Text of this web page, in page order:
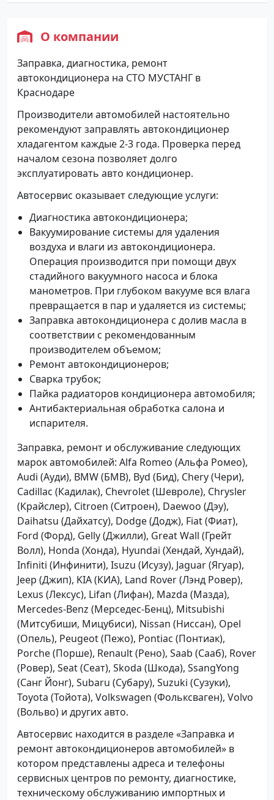
О компании
Заправка, диагностика, ремонт
автокондиционера на СТО МУСТАНГ в
Краснодаре
Производители автомобилей настоятельно
рекомендуют заправлять автокондиционер
хладагентом каждые 2-3 года. Проверка перед
началом сезона позволяет долго
эксплуатировать авто кондиционер.
Автосервис оказывает следующие услуги:
Диагностика автокондиционера;
Вакуумирование системы для удаления
воздуха и влаги из автокондиционера.
Операция производится при помощи двух
стадийного вакуумного насоса и блока
манометров. При глубоком вакууме вся влага
превращается в пар и удаляется из системы;
Заправка автокондиционера с долив масла в
соответствии с рекомендованным
производителем объемом;
Ремонт автокондиционеров;
Сварка трубок;
Пайка радиаторов кондиционера автомобиля;
Антибактериальная обработка салона и
испарителя.
Заправка, ремонт и обслуживание следующих
марок автомобилей: Alfa Romeo (Альфа Ромео),
Audi (Ауди), BMW (БМВ), Byd (Бид), Chery (Чери),
Cadillac (Кадилак), Chevrolet (Шевроле), Chrysler
(Крайслер), Citroen (Ситроен), Daewoo (Дэу),
Daihatsu (Дайхатсу), Dodge (Додж), Fiat (Фиат),
Ford (Форд), Gelly (Джилли), Great Wall (Грейт
Волл), Honda (Хонда), Hyundai (Хендай, Хундай),
Infiniti (Инфинити), Isuzu (Исузу), Jaguar (Ягуар),
Jeep (Джип), KIA (КИА), Land Rover (Лэнд Ровер),
Lexus (Лексус), Lifan (Лифан), Mazda (Мазда),
Mercedes-Benz (Мерседес-Бенц), Mitsubishi
(Митсубиши, Мицубиси), Nissan (Ниссан), Opel
(Опель), Peugeot (Пежо), Pontiac (Понтиак),
Porche (Порше), Renault (Рено), Saab (Сааб), Rover
(Ровер), Seat (Сеат), Skoda (Шкода), SsangYong
(Санг Йонг), Subaru (Субару), Suzuki (Сузуки),
Toyota (Тойота), Volkswagen (Фольксваген), Volvo
(Вольво) и других авто.
Автосервис находится в разделе «Заправка и
ремонт автокондиционеров автомобилей» в
котором представлены адреса и телефоны
сервисных центров по ремонту, диагностике,
техническому обслуживанию импортных и